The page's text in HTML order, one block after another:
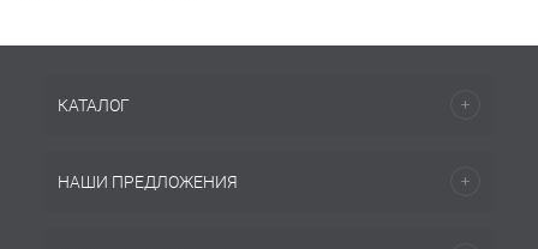
КАТАЛОГ
НАШИ ПРЕДЛОЖЕНИЯ